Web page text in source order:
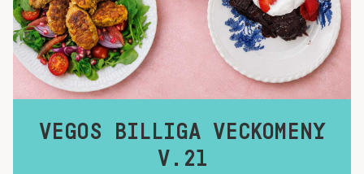
VEGOS BILLIGA VECKOMENY
V.21